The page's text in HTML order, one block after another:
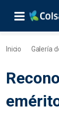
Saltar al
Inicio Galería